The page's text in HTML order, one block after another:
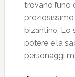
trovano l’uno
bizantino. Lo
potere e la
personaggi